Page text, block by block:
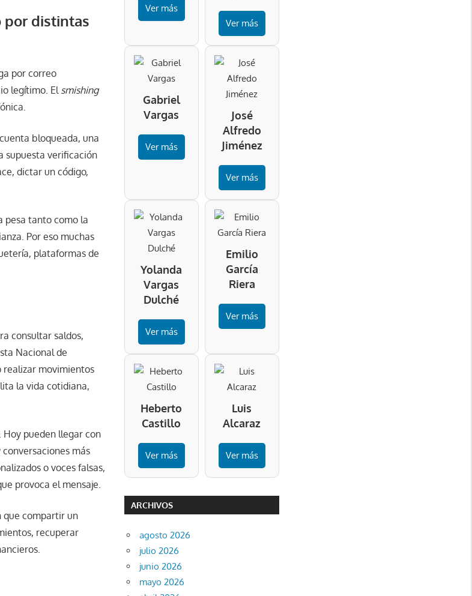
por distintas
por correo
legítimo. El smishing
bloqueada, una
supuesta verificación
dictar un código,
pesa tanto como la
Por eso muchas
plataformas de
consultar saldos,
Nacional de
realizar movimientos
la vida cotidiana,
Hoy pueden llegar con
más
o voces falsas,
provoca el mensaje.
que compartir un
recuperar
Ver más
Ver más
Gabriel
Vargas
Ver más
José
Alfredo
Jiménez
Ver más
Yolanda
Vargas
Dulché
Ver más
Emilio
García
Riera
Ver más
Heberto
Castillo
Ver más
Luis
Alcaraz
Ver más
ARCHIVOS
agosto 2026
julio 2026
junio 2026
mayo 2026